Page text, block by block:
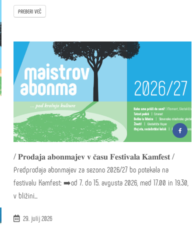
PREBERI VEČ
/ 𝐏𝐫𝐨𝐝𝐚𝐣𝐚 𝐚𝐛𝐨𝐧𝐦𝐚𝐣𝐞𝐯 𝐯 𝐜̌𝐚𝐬𝐮 𝐅𝐞𝐬𝐭𝐢𝐯𝐚𝐥𝐚 𝐊𝐚𝐦𝐟𝐞𝐬𝐭 /
Predprodaja abonmajev za sezono 2026/27 bo potekala na
festivalu Kamfest: ➡️od 7. do 15. avgusta 2026, med 17.00 in 19.30,
v bližini...
29. julij 2026